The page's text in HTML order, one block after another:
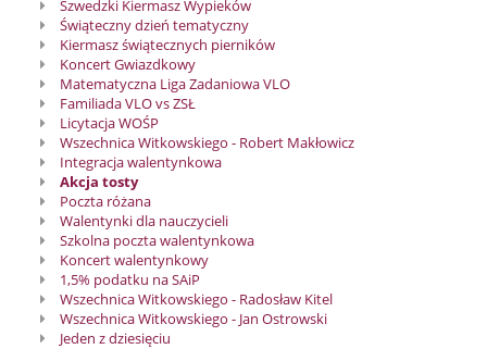
Szwedzki Kiermasz Wypieków
Świąteczny dzień tematyczny
Kiermasz świątecznych pierników
Koncert Gwiazdkowy
Matematyczna Liga Zadaniowa VLO
Familiada VLO vs ZSŁ
Licytacja WOŚP
Wszechnica Witkowskiego - Robert Makłowicz
Integracja walentynkowa
Akcja tosty
Poczta różana
Walentynki dla nauczycieli
Szkolna poczta walentynkowa
Koncert walentynkowy
1,5% podatku na SAiP
Wszechnica Witkowskiego - Radosław Kitel
Wszechnica Witkowskiego - Jan Ostrowski
Jeden z dziesięciu